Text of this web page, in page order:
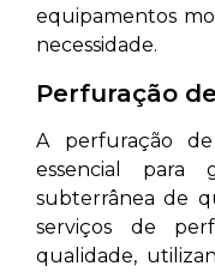
equipamentos
necessidade.
Perfuração
A perfuração
essencial para
subterrânea de
serviços de
qualidade,